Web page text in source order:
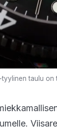
taulu on